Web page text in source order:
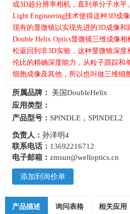
或3D超分辨率相机，直到单分子水平
Light Engineering技术使得这种3D成
现有的显微镜以实现先进的3D成像和
Double Helix Optics显微镜三维成像
松返回到非3D实验，这种显微镜深
伦比的精确深度能力，从粒子跟踪和
细胞成像及其他，所以也叫做三维细
所属品牌：
美国DoubleHelix
应用类型：
产品型号： SPINDLE，SPINDEL2
负责人：孙泽明4
联系电话： 13692216712
电子邮箱：zmsun@welloptics.cn
添加到询价单
产品描述 询问表格 相关应用